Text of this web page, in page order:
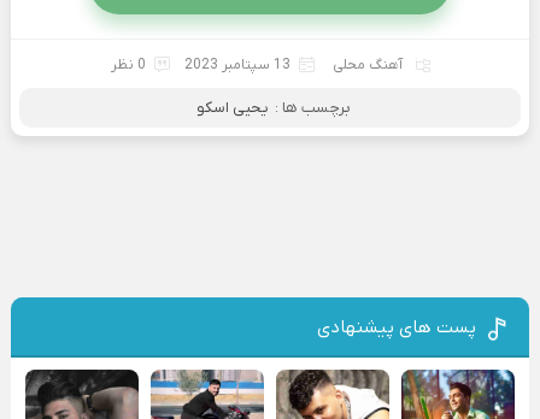
آهنگ محلی 13 سپتامبر 2023 0 نظر
برچسب ها : یحیی اسکو
پست های پیشنهادی